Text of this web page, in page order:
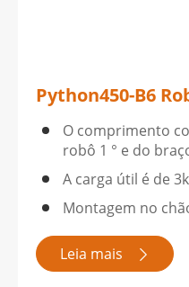
Python450-B6
O comprimento
robô 1 ° e do
A carga útil é de
Montagem no
Leia mais 